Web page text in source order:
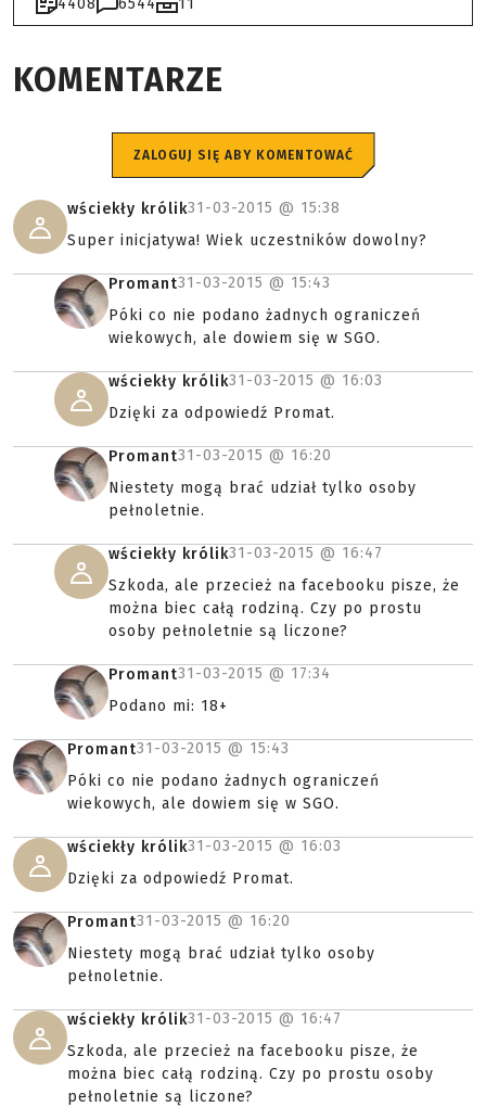
KOMENTARZE
ZALOGUJ SIĘ ABY KOMENTOWAĆ
wściekły królik31-03-2015 @ 15:38
Super inicjatywa! Wiek uczestników dowolny?
Promant31-03-2015 @ 15:43
Póki co nie podano żadnych ograniczeń
wiekowych, ale dowiem się w SGO.
wściekły królik31-03-2015 @ 16:03
Dzięki za odpowiedź Promat.
Promant31-03-2015 @ 16:20
Niestety mogą brać udział tylko osoby
pełnoletnie.
wściekły królik31-03-2015 @ 16:47
Szkoda, ale przecież na facebooku pisze, że
można biec całą rodziną. Czy po prostu
osoby pełnoletnie są liczone?
Promant31-03-2015 @ 17:34
Podano mi: 18+
Promant31-03-2015 @ 15:43
Póki co nie podano żadnych ograniczeń
wiekowych, ale dowiem się w SGO.
wściekły królik31-03-2015 @ 16:03
Dzięki za odpowiedź Promat.
Promant31-03-2015 @ 16:20
Niestety mogą brać udział tylko osoby
pełnoletnie.
wściekły królik31-03-2015 @ 16:47
Szkoda, ale przecież na facebooku pisze, że
można biec całą rodziną. Czy po prostu osoby
pełnoletnie są liczone?